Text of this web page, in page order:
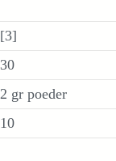
[3]
30
2 gr poeder
10